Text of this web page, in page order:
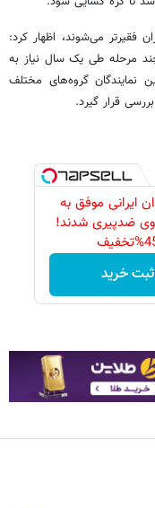
فقیرتر می‌شوند، اظهار کرد:
مرحله طی یک سال نیاز به
نمایندگان گروه‌های مختلف
قرار گیرد.
ایرانی موفق به
ضدپیری شدند!
ثبت خرید